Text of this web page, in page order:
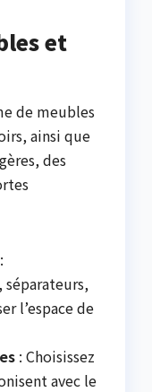
et
de meubles
ainsi que
des
:
l’espace de
: Choisissez
avec le